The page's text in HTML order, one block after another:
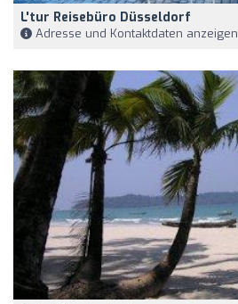
L'tur Reisebüro Düsseldorf
Adresse und Kontaktdaten anzeigen